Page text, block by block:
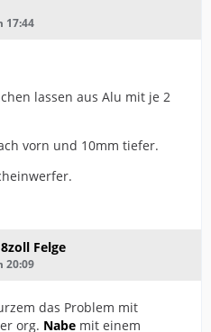
17:44
lassen aus Alu mit je 2
vorn und 10mm tiefer.
Felge
20:09
das Problem mit
org. Nabe mit einem